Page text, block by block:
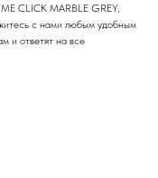
CLICK MARBLE GREY,
с нами любым удобным
и ответят на все